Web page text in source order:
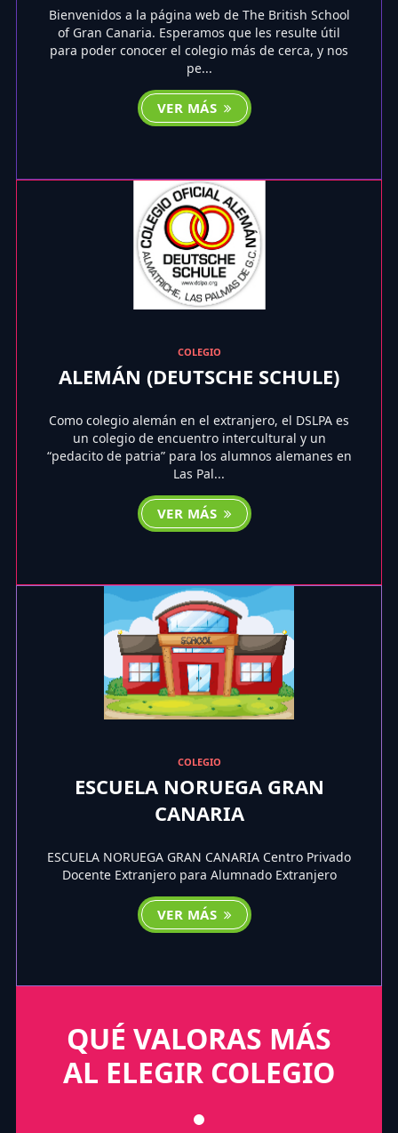
Bienvenidos a la página web de The British School
of Gran Canaria. Esperamos que les resulte útil
para poder conocer el colegio más de cerca, y nos
pe...
VER MÁS
COLEGIO
ALEMÁN (DEUTSCHE SCHULE)
Como colegio alemán en el extranjero, el DSLPA es
un colegio de encuentro intercultural y un
“pedacito de patria” para los alumnos alemanes en
Las Pal...
VER MÁS
COLEGIO
ESCUELA NORUEGA GRAN
CANARIA
ESCUELA NORUEGA GRAN CANARIA Centro Privado
Docente Extranjero para Alumnado Extranjero
VER MÁS
QUÉ VALORAS MÁS
AL ELEGIR COLEGIO